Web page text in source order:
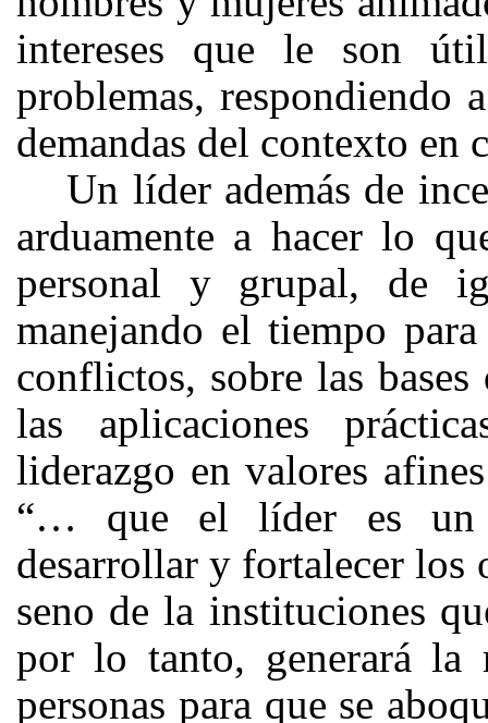
intereses que le son
problemas, respondiendo
demandas del contexto en
Un líder además de
arduamente a hacer lo
personal y grupal, de
manejando el tiempo
conflictos, sobre las
las aplicaciones
liderazgo en valores
“… que el líder es un
desarrollar y fortalecer los
seno de la instituciones
por lo tanto, generará la
personas para que se